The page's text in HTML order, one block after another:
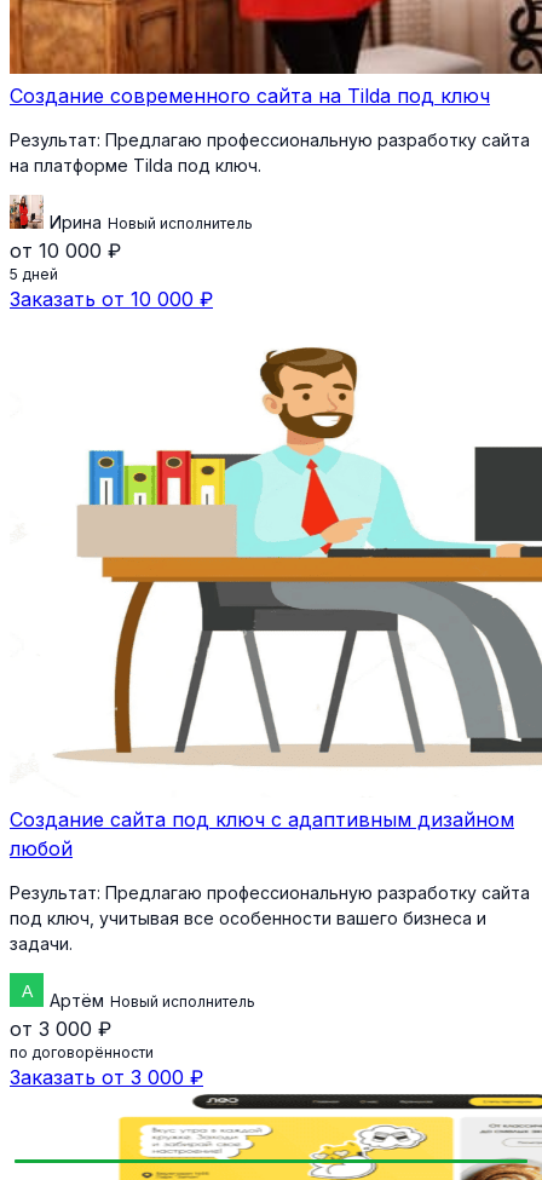
Создание современного сайта на Tilda под ключ
Результат: Предлагаю профессиональную разработку сайта
на платформе Tilda под ключ.
Ирина Новый исполнитель
от 10 000 ₽
5 дней
Заказать от 10 000 ₽
Создание сайта под ключ с адаптивным дизайном
любой
Результат: Предлагаю профессиональную разработку сайта
под ключ, учитывая все особенности вашего бизнеса и
задачи.
Артём Новый исполнитель
от 3 000 ₽
по договорённости
Заказать от 3 000 ₽